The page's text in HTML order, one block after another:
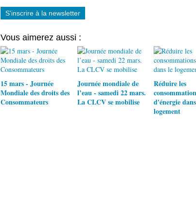
S'inscrire à la newsletter
Vous aimerez aussi :
15 mars - Journée
Mondiale des droits des
Consommateurs
Journée mondiale de
l’eau - samedi 22 mars.
La CLCV se mobilise
Réduire les
d'énergie
logement